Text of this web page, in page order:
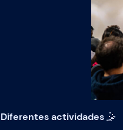
Diferentes actividades🤹